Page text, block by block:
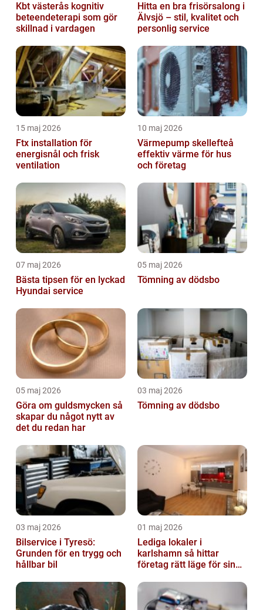
Kbt västerås kognitiv
beteendeterapi som gör
skillnad i vardagen
Hitta en bra frisörsalong i
Älvsjö – stil, kvalitet och
personlig service
15 maj 2026
Ftx installation för
energisnål och frisk
ventilation
10 maj 2026
Värmepump skellefteå
effektiv värme för hus
och företag
07 maj 2026
Bästa tipsen för en lyckad
Hyundai service
05 maj 2026
Tömning av dödsbo
05 maj 2026
Göra om guldsmycken så
skapar du något nytt av
det du redan har
03 maj 2026
Tömning av dödsbo
03 maj 2026
Bilservice i Tyresö:
Grunden för en trygg och
hållbar bil
01 maj 2026
Lediga lokaler i
karlshamn så hittar
företag rätt läge för sin